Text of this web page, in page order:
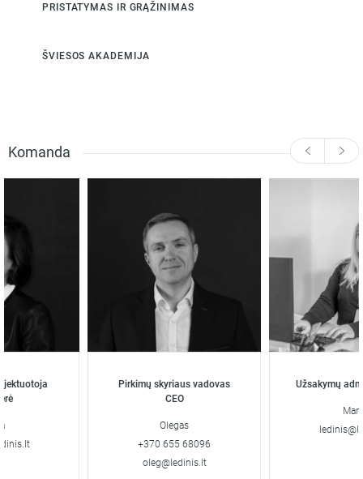
PRISTATYMAS IR GRĄŽINIMAS
ŠVIESOS AKADEMIJA
Komanda
Pirkimų skyriaus vadovas
CEO
Olegas
+370 655 68096
oleg@ledinis.lt
Užsakymų
Marija